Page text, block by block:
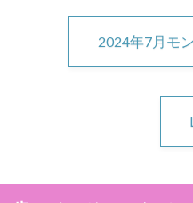
2024年7月モ